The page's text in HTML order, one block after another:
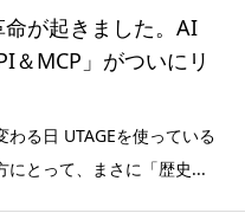
命が起きました。AI
＆MCP」がついにリ
る日 UTAGEを使っている
にとって、まさに「歴史...